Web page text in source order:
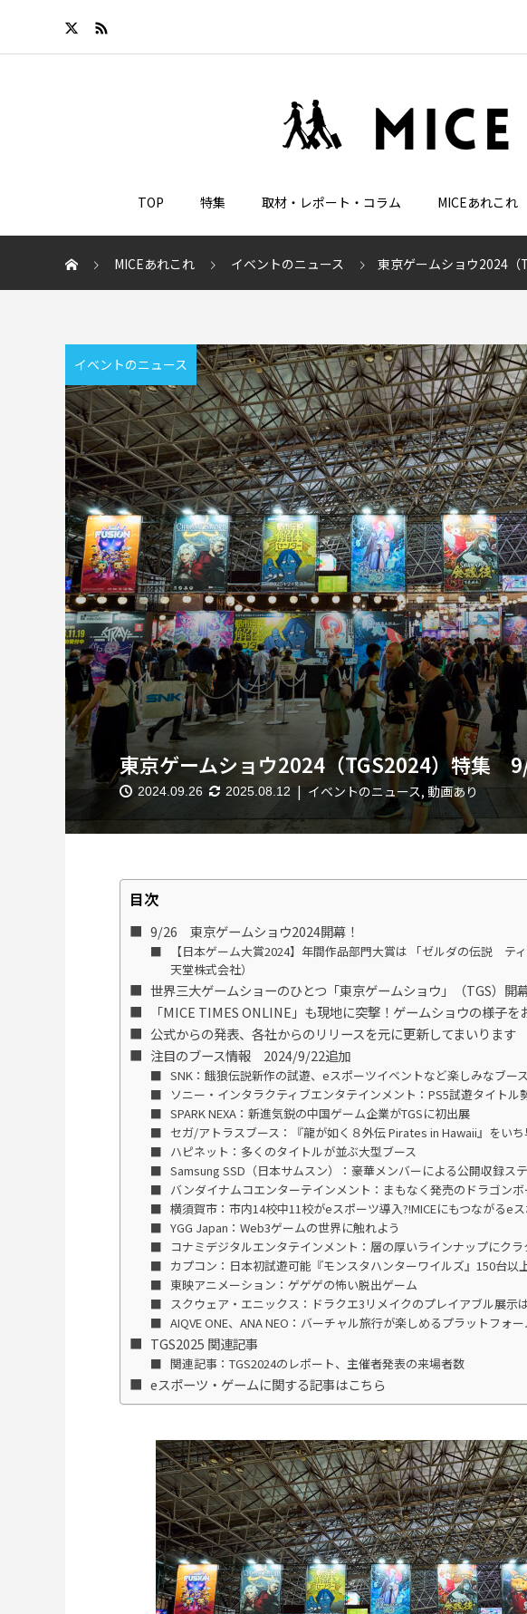
TOP 特集 取材・レポート・コラム MICEあれこれ
MICEあれこれ イベントのニュース 東京ゲームショウ2024
イベントのニュース
東京ゲームショウ2024（TGS2024）特集
2024.09.26 2025.08.12 イベントのニュース, 動画あり
目次
9/26 東京ゲームショウ2024開幕！
【日本ゲーム大賞2024】年間作品部門大賞は 「ゼルダの伝説 テ
天堂株式会社）
世界三大ゲームショーのひとつ「東京ゲームショウ」（TGS）開
「MICE TIMES ONLINE」も現地に突撃！ゲームショウの様子を
公式からの発表、各社からのリリースを元に更新してまいります
注目のブース情報 2024/9/22追加
SNK：餓狼伝説新作の試遊、eスポーツイベントなど楽しみなブース
ソニー・インタラクティブエンタテインメント：PS5試遊タイトル
SPARK NEXA：新進気鋭の中国ゲーム企業がTGSに初出展
セガ/アトラスブース：『龍が如く８外伝 Pirates in Hawaii』をい
ハピネット：多くのタイトルが並ぶ大型ブース
Samsung SSD（日本サムスン）：豪華メンバーによる公開収録ス
バンダイナムコエンターテインメント：まもなく発売のドラゴン
横須賀市：市内14校中11校がeスポーツ導入?!MICEにもつながるe
YGG Japan：Web3ゲームの世界に触れよう
コナミデジタルエンタテインメント：層の厚いラインナップにクラ
カプコン：日本初試遊可能『モンスタハンターワイルズ』150台以
東映アニメーション：ゲゲゲの怖い脱出ゲーム
スクウェア・エニックス：ドラクエ3リメイクのプレイアブル展示
AIQVE ONE、ANA NEO：バーチャル旅行が楽しめるプラットフォ
TGS2025 関連記事
関連記事：TGS2024のレポート、主催者発表の来場者数
eスポーツ・ゲームに関する記事はこちら